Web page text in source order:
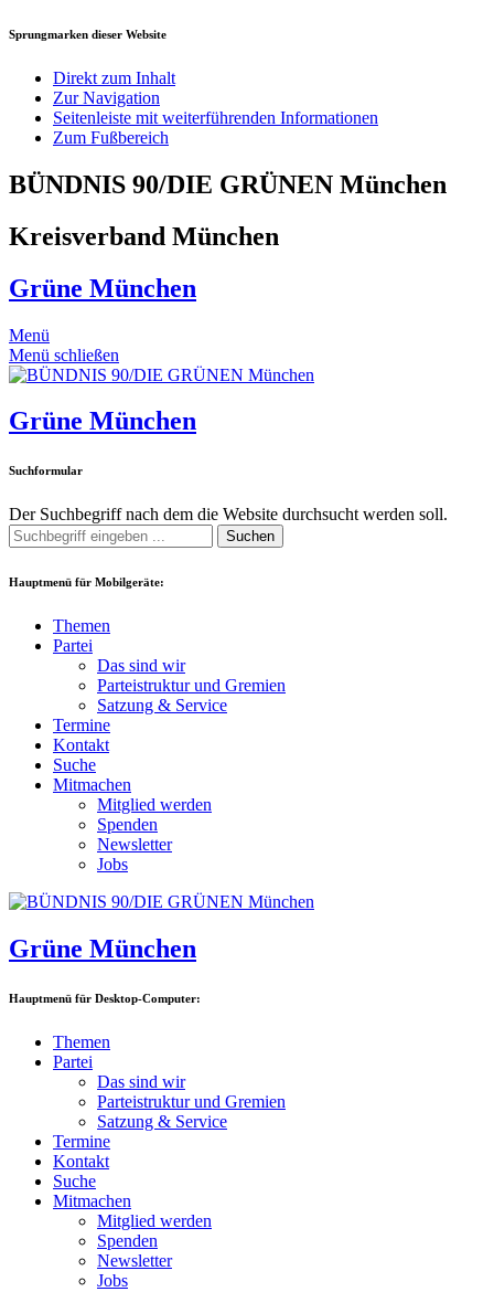
Sprungmarken dieser Website
Direkt zum Inhalt
Zur Navigation
Seitenleiste mit weiterführenden Informationen
Zum Fußbereich
BÜNDNIS 90/DIE GRÜNEN München
Kreisverband München
Grüne München
Menü
Menü schließen
Grüne München
Suchformular
Der Suchbegriff nach dem die Website durchsucht werden soll.
Suchen
Hauptmenü für Mobilgeräte:
Themen
Partei
Das sind wir
Parteistruktur und Gremien
Satzung & Service
Termine
Kontakt
Suche
Mitmachen
Mitglied werden
Spenden
Newsletter
Jobs
Grüne München
Hauptmenü für Desktop-Computer:
Themen
Partei
Das sind wir
Parteistruktur und Gremien
Satzung & Service
Termine
Kontakt
Suche
Mitmachen
Mitglied werden
Spenden
Newsletter
Jobs